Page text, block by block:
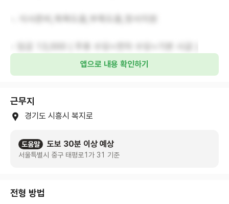
앱으로 내용 확인하기
근무지
경기도 시흥시 복지로
도움말 도보 30분 이상 예상
서울특별시 중구 태평로1가 31 기준
전형 방법